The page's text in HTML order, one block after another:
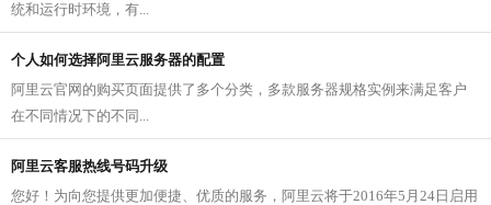
统和运行时环境，有...
个人如何选择阿里云服务器的配置
阿里云官网的购买页面提供了多个分类，多款服务器规格实例来满足客户
在不同情况下的不同...
阿里云客服热线号码升级
您好！为向您提供更加便捷、优质的服务，阿里云将于2016年5月24日启用